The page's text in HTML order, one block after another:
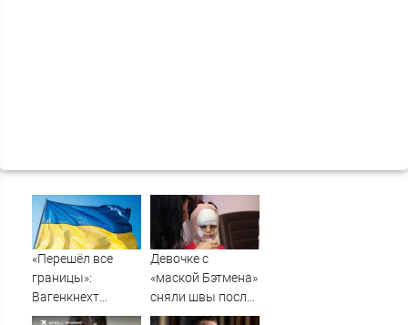
«Перешёл все
границы»:
Вагенкнехт
жёстко ответила
Девочке с
«маской Бэтмена»
сняли швы после
последней